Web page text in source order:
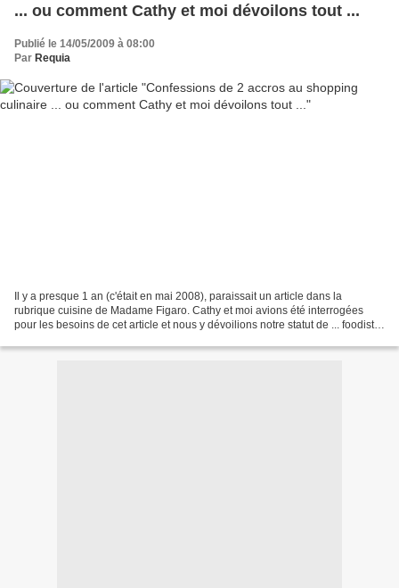
... ou comment Cathy et moi dévoilons tout ...
Publié le 14/05/2009 à 08:00
Par Requia
Il y a presque 1 an (c'était en mai 2008), paraissait un article dans la
rubrique cuisine de Madame Figaro. Cathy et moi avions été interrogées
pour les besoins de cet article et nous y dévoilions notre statut de ... foodista.